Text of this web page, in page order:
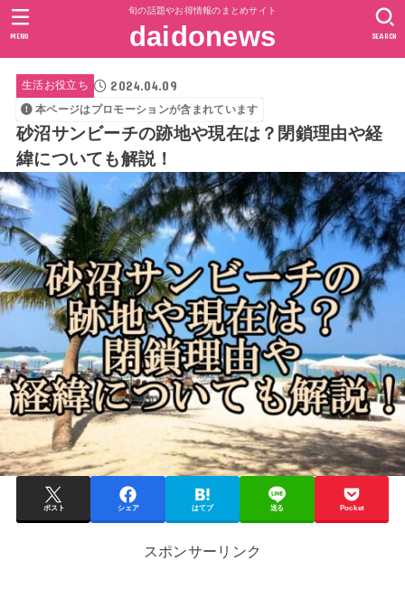
旬の話題やお得情報のまとめサイト
daidonews SEARCH
MENU
生活お役立ち 2024.04.09
本ページはプロモーションが含まれています
砂沼サンビーチの跡地や現在は？閉鎖理由や経
緯についても解説！
ポスト シェア はてブ 送る Pocket
スポンサーリンク